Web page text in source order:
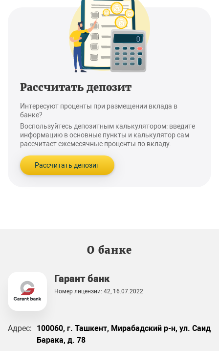
Рассчитать депозит
Интересуют проценты при размещении вклада в
банке?
Воспользуйтесь депозитным калькулятором: введите
информацию в основные пункты и калькулятор сам
рассчитает ежемесячные проценты по вкладу.
Рассчитать депозит
О банке
Гарант банк
Номер лицензии: 42, 16.07.2022
Адрес:
100060, г. Ташкент, Мирабадский р-н, ул. Саид
Барака, д. 78